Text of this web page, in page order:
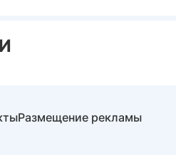
Размещение рекламы